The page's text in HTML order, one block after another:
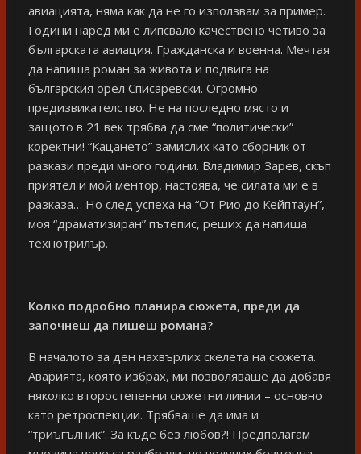
авиацията, няма как да не го използвам за пример.
Години наред ми е липсвало качествено четиво за
българската авиация. Гражданска и военна. Мечтая
да напиша роман за живота и подвига на
българския орел Списаревски. Огромно
предизвикателство. Не на последно място и
защото в 21 век трябва да сме “политически”
коректни! “Кацането” замислих като сборник от
разкази преди много години. Владимир Зарев, скъп
приятел и мой ментор, настоява, че силата ми е в
разказа… Но след успеха на “От Рио до Кейптаун”,
моя “драматизиран” пътепис, реших да напиша
технотрилър.
Колко подробно планира сюжета, преди да
започнеш да пишеш романа?
В началото за ден нахвърлих скелета на сюжета.
Аварията, която избрах, ми позволяваше да добавя
няколко второстепенни сюжетни линии – основно
като ретроспекции. Трябваше да има и
“триъгълник”. За къде без любов?! Предполагам